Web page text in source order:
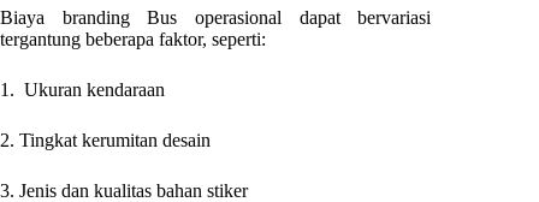
Biaya branding Bus operasional dapat bervariasi
tergantung beberapa faktor, seperti:
1. Ukuran kendaraan
2. Tingkat kerumitan desain
3. Jenis dan kualitas bahan stiker